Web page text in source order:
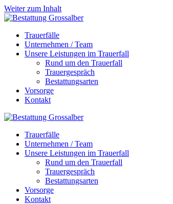
Weiter zum Inhalt
Trauerfälle
Unternehmen / Team
Unsere Leistungen im Trauerfall
Rund um den Trauerfall
Trauergespräch
Bestattungsarten
Vorsorge
Kontakt
Trauerfälle
Unternehmen / Team
Unsere Leistungen im Trauerfall
Rund um den Trauerfall
Trauergespräch
Bestattungsarten
Vorsorge
Kontakt